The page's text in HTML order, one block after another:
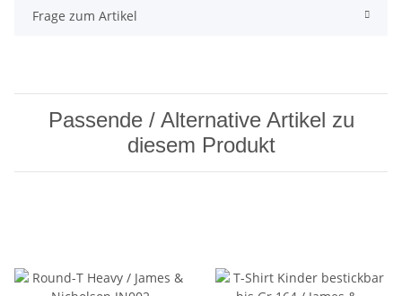
Frage zum Artikel
Passende / Alternative Artikel zu
diesem Produkt